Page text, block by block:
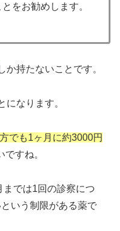
をお勧めします。
か持たないことです。
になります。
でも1ヶ月に約3000円
すね。
では1回の診察につ
いう制限がある薬で